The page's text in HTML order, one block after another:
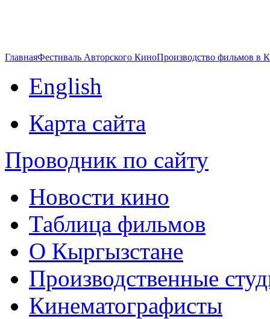
ГлавнаяФестиваль Авторского КиноПроизводство фильмов в
English
Карта сайта
Проводник по сайту
Новости кино
Таблица фильмов
О Кыргызстане
Производственные
Кинематографисты